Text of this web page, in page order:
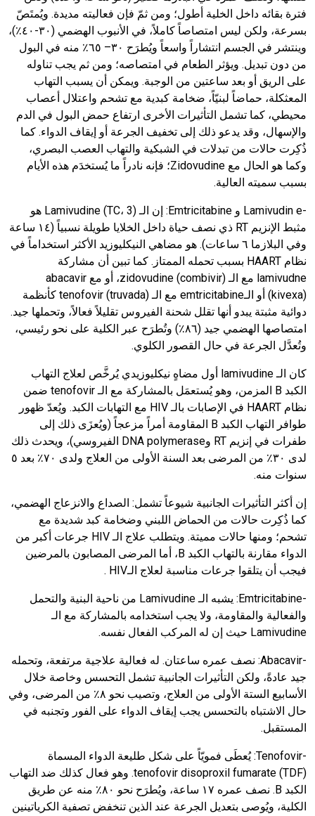
فترة بقائه داخل الخلية أطول؛ ومن ثمّ فإن فعاليته مديدة. ويُمتَصّ
بسرعة، ولكن ليس امتصاصاً كاملاً، في الأنبوب الهضمي (٣٠-٤٠٪)،
وينتشر في الجسم انتشاراً واسعاً ويُطرَح ٣٠– ٦٥٪ منه في البول
من دون تبديل. ويؤثر الطعام في امتصاصه؛ ومن ثم يجب تناوله
على الريق أو بعد ساعتين من الوجبة. ويمكن أن يسبب التهاب
المعثكلة، حماضاً لبنيّاً، ضخامة كبدية مع تشحم واعتلال أعصاب
محيطي، كما تشمل التأثيرات الأخرى ارتفاع حمض البول في الدم
والإسهال، وقد يدعو ذلك إلى تخفيف الجرعة أو إيقاف الدواء. كما
ذُكِرت حالات من تبدلات في الشبكية والتهاب العصب البصري،
وكما هو الحال مع Zidovudine؛ فإنه نادراً ما يُستخدَم هذه الأيام
بسبب سميته العالية.
-
Lamivudin e و Emtricitabine
: إن الـ Lamivudine (TC، 3
) هو
مثبط الإنزيم RT
ذي نصف حياة داخل الخلايا طويلة نسبياً (١٤ ساعة
وفي البلازما ٦ ساعات). هو مضاهي النيكليوزيد الأكثر استخداماً في
نظام
بسبب تحمله الممتاز. كما تبين أن مشاركة
lamivudne مع الـzidovudine (combivir)، أو مع abacavir
(kivexa) أو الـemtricitabine مع الـtenofovir (truvada) كأنظمة
دوائية مثبتة يبدو أنها تقلل شحنة الفيروس تقليلاً فعالاً، وتحملها جيد.
امتصاصها الهضمي جيد (٨٦٪) وتُطرَح عبر الكلية على نحو رئيسي،
وتُعدَّل الجرعة في حال القصور الكلوي.
كان الـlamivudine أول مضاهٍ نيكليوزيدي يُرخَّص لعلاج التهاب
الكبد B المزمن، وهو يُستعمَل بالمشاركة مع الـtenofovir ضمن
نظام HAART في الإصابات بالـHIV
مع التهابات الكبد. ويُعدّ ظهور
طوافر التهاب الكبد B المقاومة أمراً مزعجاً (ويُعزَى ذلك إلى
طفرات في إنزيم RT وDNA polymerase الفيروسي)، ويحدث ذلك
لدى ٣٠٪ من المرضى بعد السنة الأولى من العلاج ولدى ٧٠٪ بعد ٥
سنوات منه.
إن أكثر التأثيرات الجانبية شيوعاً تشمل: الصداع والانزعاج الهضمي،
كما ذُكِرت حالات من الحماض اللبني وضخامة كبد شديدة مع
تشحم؛ ومنها حالات مميتة. ويتطلب علاج الـHIV جرعات أكبر من
الدواء مقارنة بالتهاب الكبد B، أما المرضى المصابون بالمرضين
فيجب أن يتلقوا جرعات مناسبة لعلاج الـHIV
.
-
Emtricitabine
: يشبه الـLamivudine
من ناحية البنية والتحمل
والفعالية والمقاومة، ولا يجب استخدامه بالمشاركة مع الـ
Lamivudine حيث إن له المركب الفعال نفسه.
-
Abacavir
: نصف عمره ساعتان. له فعالية علاجية مرتفعة، وتحمله
جيد عادةً، ولكن التأثيرات الجانبية تشمل التحسس وخاصة خلال
الأسابيع الستة الأولى من العلاج، وتصيب نحو ٨٪ من المرضى، وفي
حال الاشتباه بالتحسس يجب إيقاف الدواء على الفور وتجنبه في
المستقبل.
-
Tenofovir
:يُعطَى فمويّاً على شكل طليعة الدواء المسماة
tenofovir disoproxil fumarate (TDF). وهو فعال كذلك ضد التهاب
الكبد B
. نصف عمره ١٧ ساعة، ويُطرَح نحو ٨٠٪ منه عن طريق
الكلية، ويُوصى بتعديل الجرعة عند الذين تنخفض تصفية الكرياتينين